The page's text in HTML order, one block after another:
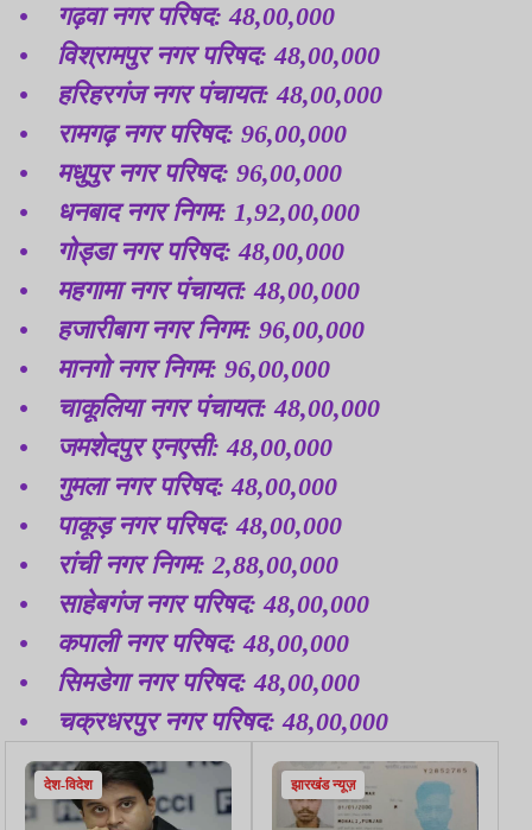
• गढ़वा नगर परिषद: 48,00,000
• विश्रामपुर नगर परिषद: 48,00,000
• हरिहरगंज नगर पंचायत: 48,00,000
• रामगढ़ नगर परिषद: 96,00,000
• मधुपुर नगर परिषद: 96,00,000
• धनबाद नगर निगम: 1,92,00,000
• गोड्डा नगर परिषद: 48,00,000
• महगामा नगर पंचायत: 48,00,000
• हजारीबाग नगर निगम: 96,00,000
• मानगो नगर निगम: 96,00,000
• चाकूलिया नगर पंचायत: 48,00,000
• जमशेदपुर एनएसी: 48,00,000
• गुमला नगर परिषद: 48,00,000
• पाकूड़ नगर परिषद: 48,00,000
• रांची नगर निगम: 2,88,00,000
• साहेबगंज नगर परिषद: 48,00,000
• कपाली नगर परिषद: 48,00,000
• सिमडेगा नगर परिषद: 48,00,000
• चक्रधरपुर नगर परिषद: 48,00,000
देश-विदेश झारखंड न्यूज़